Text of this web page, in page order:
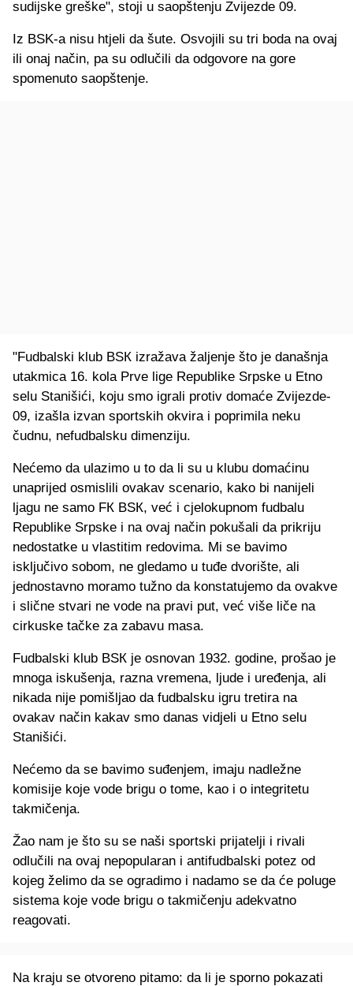
sudijske greške", stoji u saopštenju Zvijezde 09.
Iz BSK-a nisu htjeli da šute. Osvojili su tri boda na ovaj
ili onaj način, pa su odlučili da odgovore na gore
spomenuto saopštenje.
"Fudbalski klub BSК izražava žaljenje što je današnja
utakmica 16. kola Prve lige Republike Srpske u Etno
selu Stanišići, koju smo igrali protiv domaće Zvijezde-
09, izašla izvan sportskih okvira i poprimila neku
čudnu, nefudbalsku dimenziju.
Nećemo da ulazimo u to da li su u klubu domaćinu
unaprijed osmislili ovakav scenario, kako bi nanijeli
ljagu ne samo FК BSК, već i cjelokupnom fudbalu
Republike Srpske i na ovaj način pokušali da prikriju
nedostatke u vlastitim redovima. Mi se bavimo
isključivo sobom, ne gledamo u tuđe dvorište, ali
jednostavno moramo tužno da konstatujemo da ovakve
i slične stvari ne vode na pravi put, već više liče na
cirkuske tačke za zabavu masa.
Fudbalski klub BSК je osnovan 1932. godine, prošao je
mnoga iskušenja, razna vremena, ljude i uređenja, ali
nikada nije pomišljao da fudbalsku igru tretira na
ovakav način kakav smo danas vidjeli u Etno selu
Stanišići.
Nećemo da se bavimo suđenjem, imaju nadležne
komisije koje vode brigu o tome, kao i o integritetu
takmičenja.
Žao nam je što su se naši sportski prijatelji i rivali
odlučili na ovaj nepopularan i antifudbalski potez od
kojeg želimo da se ogradimo i nadamo se da će poluge
sistema koje vode brigu o takmičenju adekvatno
reagovati.
Na kraju se otvoreno pitamo: da li je sporno pokazati